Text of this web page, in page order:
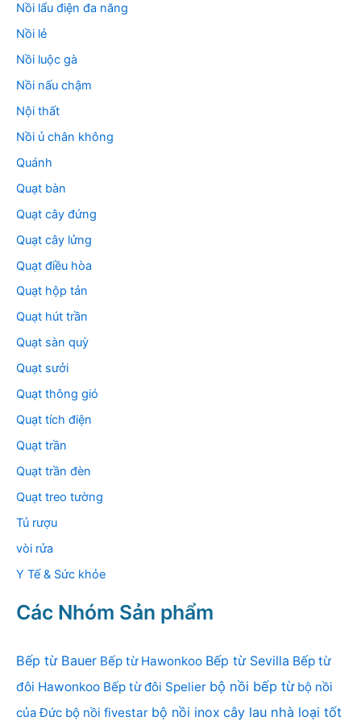
Nồi lẩu điện đa năng
Nồi lẻ
Nồi luộc gà
Nồi nấu chậm
Nội thất
Nồi ủ chân không
Quánh
Quạt bàn
Quạt cây đứng
Quạt cây lửng
Quạt điều hòa
Quạt hộp tản
Quạt hút trần
Quạt sàn quỳ
Quạt sưởi
Quạt thông gió
Quạt tích điện
Quạt trần
Quạt trần đèn
Quạt treo tường
Tủ rượu
vòi rửa
Y Tế & Sức khỏe
Các Nhóm Sản phẩm
Bếp từ Bauer Bếp từ Hawonkoo Bếp từ Sevilla Bếp từ
đôi Hawonkoo Bếp từ đôi Spelier bộ nồi bếp từ bộ nồi
của Đức bộ nồi fivestar bộ nồi inox cây lau nhà loại tốt